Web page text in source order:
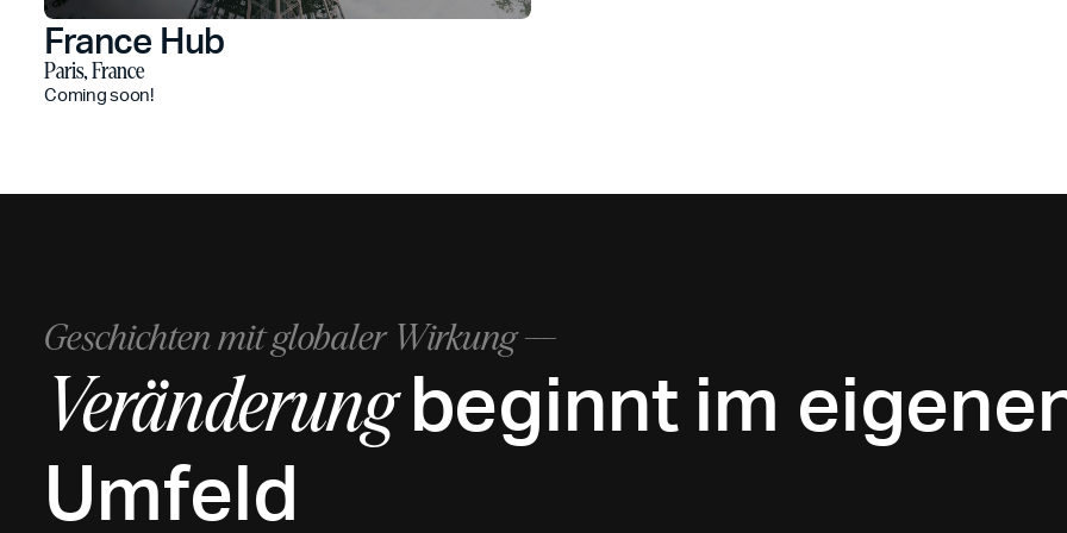
France Hub
Paris, France
Coming soon!
Geschichten mit globaler Wirkung ---
Veränderungbeginnt im
Umfeld